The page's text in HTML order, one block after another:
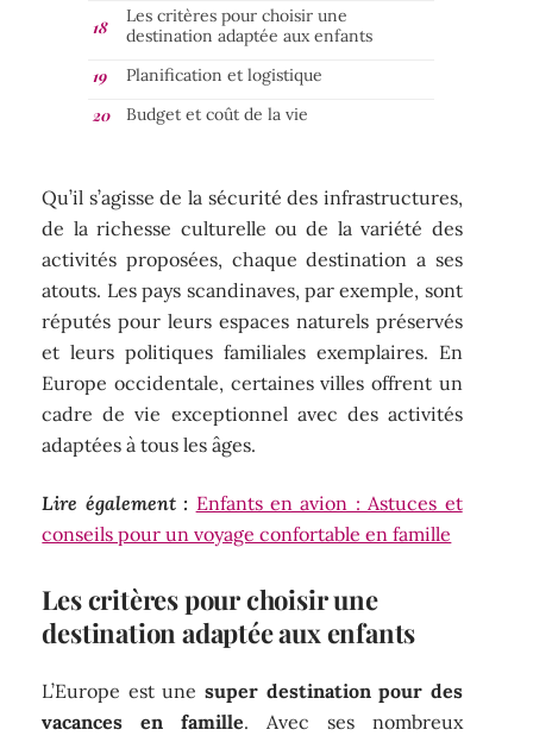
Les critères pour choisir une
destination adaptée aux enfants
Planification et logistique
Budget et coût de la vie
Qu’il s’agisse de la sécurité des infrastructures,
de la richesse culturelle ou de la variété des
activités proposées, chaque destination a ses
atouts. Les pays scandinaves, par exemple, sont
réputés pour leurs espaces naturels préservés
et leurs politiques familiales exemplaires. En
Europe occidentale, certaines villes offrent un
cadre de vie exceptionnel avec des activités
adaptées à tous les âges.
Lire également : Enfants en avion : Astuces et
conseils pour un voyage confortable en famille
Les critères pour choisir une
destination adaptée aux enfants
L’Europe est une super destination pour des
vacances en famille. Avec ses nombreux